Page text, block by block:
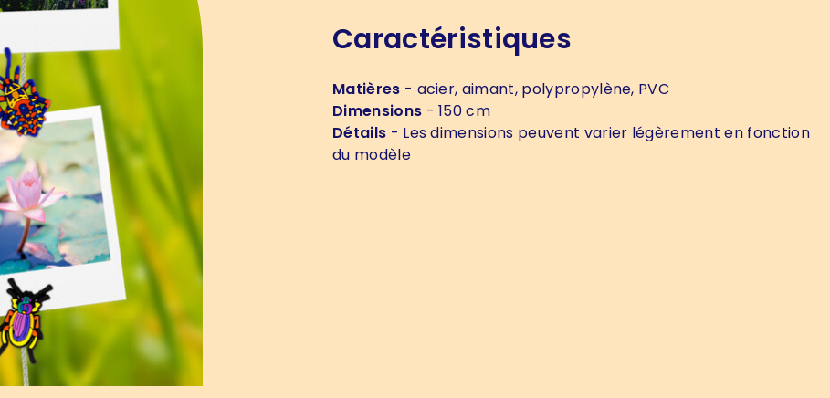
Caractéristiques
Matières - acier, aimant, polypropylène, PVC
Dimensions - 150 cm
Détails - Les dimensions peuvent varier légèrement en fonction
du modèle